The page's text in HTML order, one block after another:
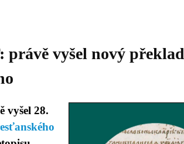
vyšel nový překlad
vyšel 28.